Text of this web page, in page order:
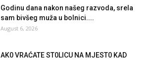
Godinu dana nakon našeg razvoda, srela
sam bivšeg muža u bolnici....
August 6, 2026
AK0 VRAĆATE ST0LlCU NA MJEST0 KAD